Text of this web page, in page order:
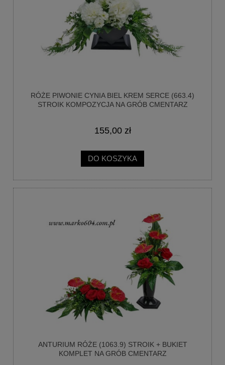
RÓŻE PIWONIE CYNIA BIEL KREM SERCE (663.4)
STROIK KOMPOZYCJA NA GRÓB CMENTARZ
155,00 zł
DO KOSZYKA
ANTURIUM RÓŻE (1063.9) STROIK + BUKIET
KOMPLET NA GRÓB CMENTARZ